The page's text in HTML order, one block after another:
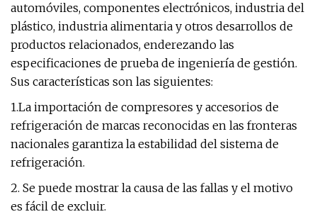
automóviles, componentes electrónicos, industria del
plástico, industria alimentaria y otros desarrollos de
productos relacionados, enderezando las
especificaciones de prueba de ingeniería de gestión.
Sus características son las siguientes:
1.La importación de compresores y accesorios de
refrigeración de marcas reconocidas en las fronteras
nacionales garantiza la estabilidad del sistema de
refrigeración.
2. Se puede mostrar la causa de las fallas y el motivo
es fácil de excluir.